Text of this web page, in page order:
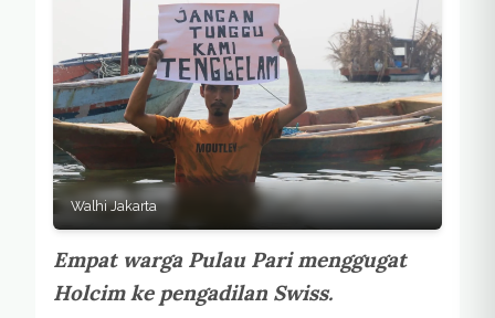
Walhi Jakarta
Empat warga Pulau Pari menggugat
Holcim ke pengadilan Swiss.